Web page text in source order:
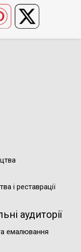
і реставрації
аудиторії
емалювання